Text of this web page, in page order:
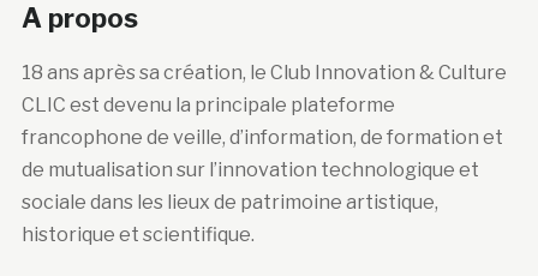
A propos
18 ans après sa création, le Club Innovation & Culture
CLIC est devenu la principale plateforme
francophone de veille, d’information, de formation et
de mutualisation sur l’innovation technologique et
sociale dans les lieux de patrimoine artistique,
historique et scientifique.